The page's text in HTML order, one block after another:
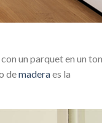
un parquet en un
demaderaes la